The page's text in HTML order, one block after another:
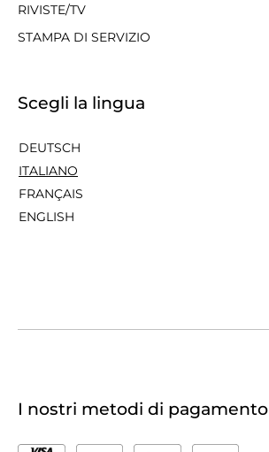
RIVISTE/TV
STAMPA DI SERVIZIO
Scegli la lingua
DEUTSCH
ITALIANO
FRANÇAIS
ENGLISH
I nostri metodi di pagamento